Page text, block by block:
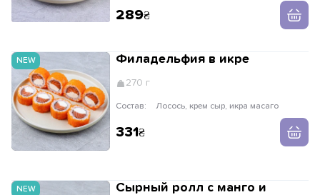
289
NEW Филадельфия в икре
270 г
Состав: Лосось, крем сыр, икра масаго
331
NEW
Сырный ролл с манго и